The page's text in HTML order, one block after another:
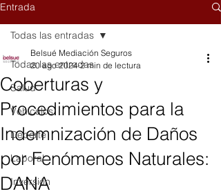
Entrada
Todas las entradas
Salud
Vehículos
Deporte
Laboral
Inversión
Todas las entradas
Coberturas y
Procedimientos para la
Indemnización de Daños
por Fenómenos Naturales:
DANA
Belsué Mediación Seguros
20 ago 2024 2 min de lectura